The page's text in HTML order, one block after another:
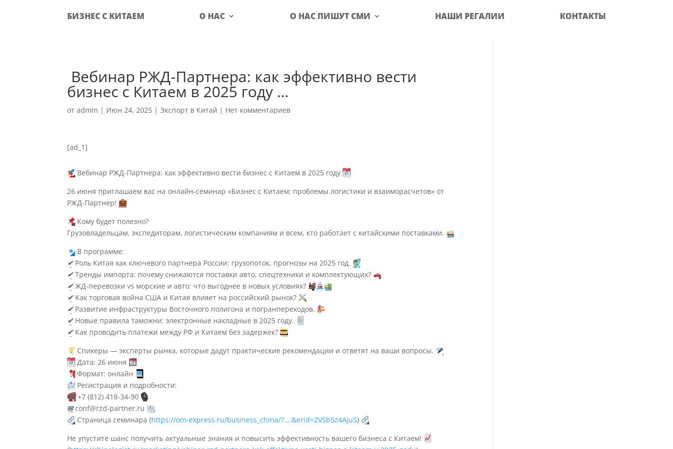
БИЗНЕС С КИТАЕМ О НАС О НАС ПИШУТ СМИ НАШИ РЕГАЛИИ КОНТАКТЫ
‍ Вебинар РЖД-Партнера: как эффективно вести
бизнес с Китаем в 2025 году …
отadmin | Июн 24, 2025 |Экспорт в Китай | Нет комментариев
[ad_1]
Вебинар РЖД-Партнера: как эффективно вести бизнес с Китаем в 2025 году
26 июня приглашаем вас на онлайн-семинар «Бизнес с Китаем: проблемы логистики и взаиморасчетов» от
РЖД-Партнер!
Кому будет полезно?
Грузовладельцам, экспедиторам, логистическим компаниям и всем, кто работает с китайскими поставками.
В программе:
✔Роль Китая как ключевого партнера России: грузопоток, прогнозы на 2025 год.
✔Тренды импорта: почему снижаются поставки авто, спецтехники и комплектующих?
✔ЖД-перевозки vs морские и авто: что выгоднее в новых условиях?
✔Как торговая война США и Китая влияет на российский рынок?
✔Развитие инфраструктуры Восточного полигона и погранпереходов.
✔Новые правила таможни: электронные накладные в 2025 году.
✔Как проводить платежи между РФ и Китаем без задержек?
Спикеры — эксперты рынка, которые дадут практические рекомендации и ответят на ваши вопросы.
Дата: 26 июня
Формат: онлайн
Регистрация и подробности:
☎+7 (812) 418-34-90
✉conf@rzd-partner.ru
Страница семинара (https://om-express.ru/business_china/?….&erid=2VSb5z4AjuS)
Не упустите шанс получить актуальные знания и повысить эффективность вашего бизнеса с Китаем!